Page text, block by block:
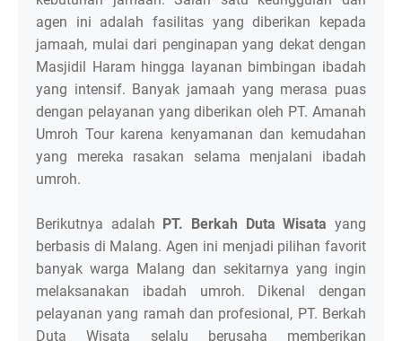
agen ini adalah fasilitas yang diberikan kepada
jamaah, mulai dari penginapan yang dekat dengan
Masjidil Haram hingga layanan bimbingan ibadah
yang intensif. Banyak jamaah yang merasa puas
dengan pelayanan yang diberikan oleh PT. Amanah
Umroh Tour karena kenyamanan dan kemudahan
yang mereka rasakan selama menjalani ibadah
umroh.
Berikutnya adalah PT. Berkah Duta Wisata yang
berbasis di Malang. Agen ini menjadi pilihan favorit
banyak warga Malang dan sekitarnya yang ingin
melaksanakan ibadah umroh. Dikenal dengan
pelayanan yang ramah dan profesional, PT. Berkah
Duta Wisata selalu berusaha memberikan